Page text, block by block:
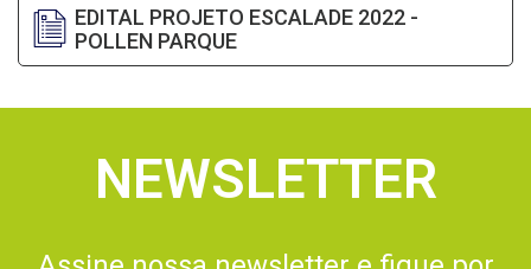
EDITAL PROJETO ESCALADE 2022 -
POLLEN PARQUE
NEWSLETTER